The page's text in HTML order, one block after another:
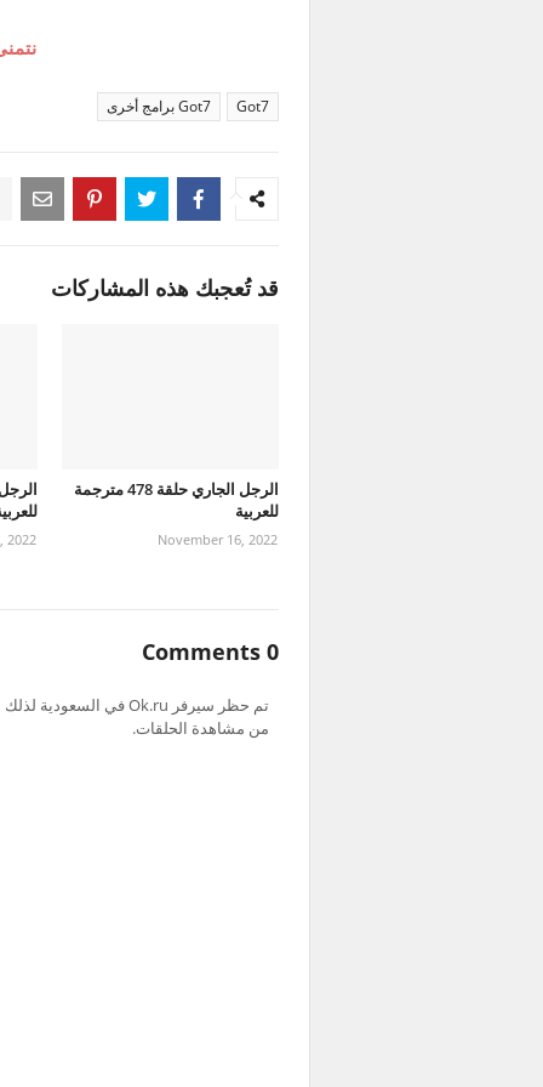
Got7 Got7 برامج أخرى
قد تُعجبك هذه المشاركات
الرجل الجاري حلقة 478 مترجمة
للعربية
November 16, 2022
2022
0 Comments
من مشاهدة الحلقات.